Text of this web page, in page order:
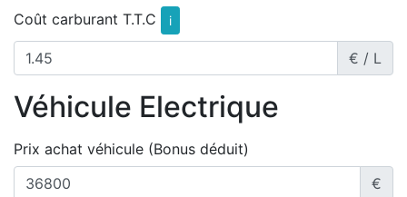
Coût carburant T.T.C
i
€ / L
Véhicule Electrique
Prix achat véhicule (Bonus déduit)
€